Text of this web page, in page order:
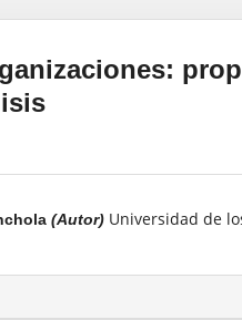
(Autor) Universidad de